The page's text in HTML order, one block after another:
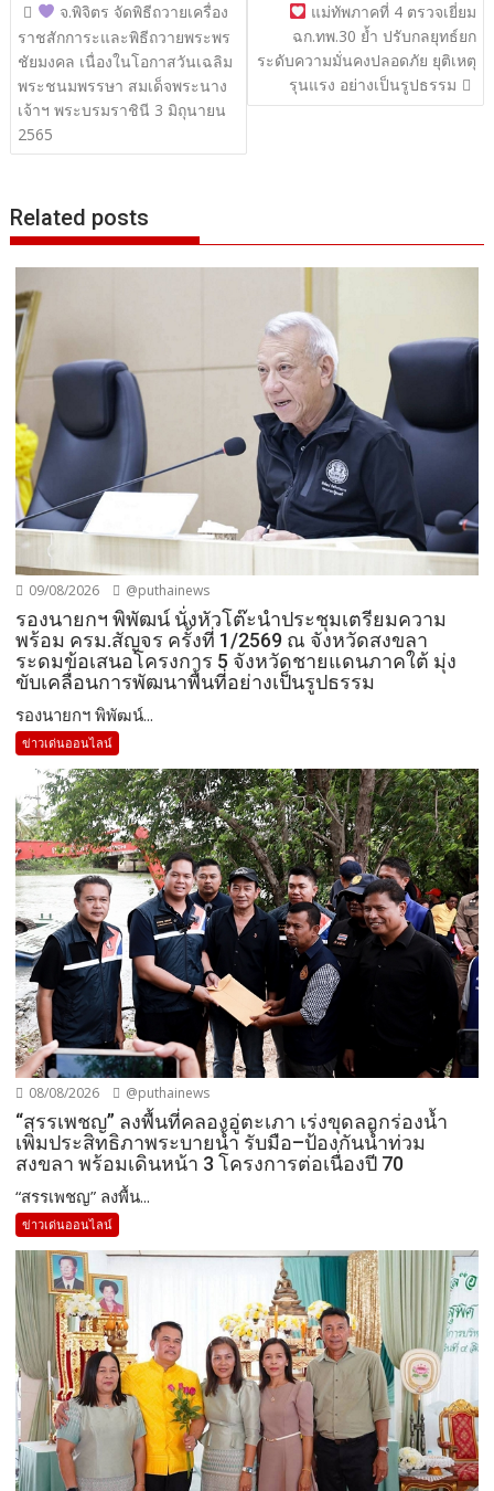
แนะแนว
เรื่อง
จ.พิจิตร จัดพิธีถวายเครื่อง
ราชสักการะและพิธีถวายพระพร
ชัยมงคล เนื่องในโอกาสวันเฉลิม
พระชนมพรรษา สมเด็จพระนาง
เจ้าฯ พระบรมราชินี 3 มิถุนายน
2565
แม่ทัพภาคที่ 4 ตรวจเยี่ยม
ฉก.ทพ.30 ย้ำ ปรับกลยุทธ์ยก
ระดับความมั่นคงปลอดภัย ยุติเหตุ
รุนแรง อย่างเป็นรูปธรรม
Related posts
09/08/2026 @puthainews
รองนายกฯ พิพัฒน์ นั่งหัวโต๊ะนำประชุมเตรียมความ
พร้อม ครม.สัญจร ครั้งที่ 1/2569 ณ จังหวัดสงขลา
ระดมข้อเสนอโครงการ 5 จังหวัดชายแดนภาคใต้ มุ่ง
ขับเคลื่อนการพัฒนาพื้นที่อย่างเป็นรูปธรรม
รองนายกฯ พิพัฒน์...
ข่าวเด่นออนไลน์
08/08/2026 @puthainews
“สรรเพชญ” ลงพื้นที่คลองอู่ตะเภา เร่งขุดลอกร่องน้ำ
เพิ่มประสิทธิภาพระบายน้ำ รับมือ–ป้องกันน้ำท่วม
สงขลา พร้อมเดินหน้า 3 โครงการต่อเนื่องปี 70
“สรรเพชญ” ลงพื้น...
ข่าวเด่นออนไลน์